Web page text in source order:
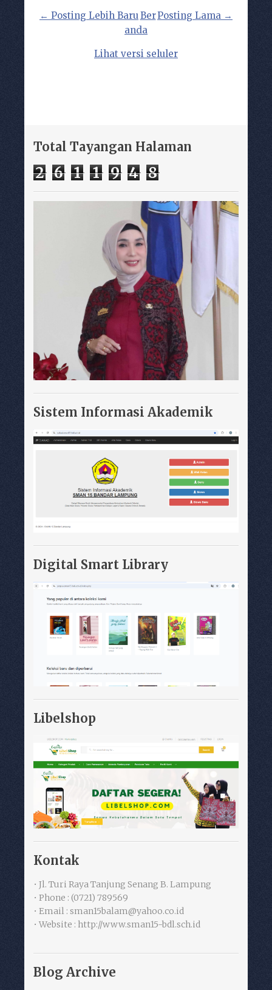
← Posting Lebih Baru Posting Lama →
Ber
anda
Lihat versi seluler
Total Tayangan Halaman
2 6 1 1 9 4 8
Sistem Informasi Akademik
Digital Smart Library
Libelshop
Kontak
• Jl. Turi Raya Tanjung Senang B. Lampung
• Phone : (0721) 789569
• Email : sman15balam@yahoo.co.id
• Website : http://www.sman15-bdl.sch.id
Blog Archive